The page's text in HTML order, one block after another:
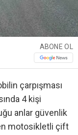
ABONE OL
çarpışması
4 kişi
anlar güvenlik
motosikletli çift